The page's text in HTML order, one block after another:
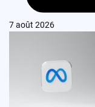
7 août 2026